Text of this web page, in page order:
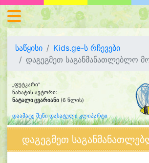
საწყისი
Kids.ge-ს რჩევები
დაგეგმეთ საგანმანათლებლო
„ფუტკარი“
ნახატის ავტორი:
ნატალი ცვარიანი (6 წლის)
დაამატე შენი დახატული კლიპარტი
დაგეგმეთ